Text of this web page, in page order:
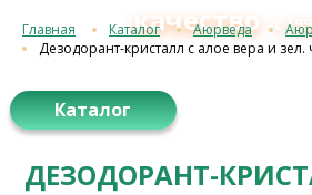
качество с
Главная Каталог Аюрведа
Дезодорант-кристалл с алое вера и
Каталог
ДЕЗОДОРАНТ-